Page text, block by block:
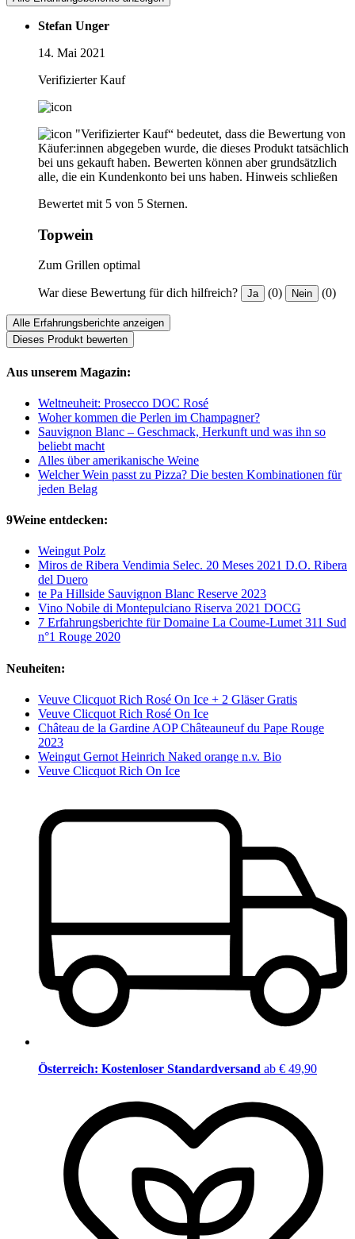
Stefan Unger
14. Mai 2021
Verifizierter Kauf
"Verifizierter Kauf“ bedeutet, dass die Bewertung von
Käufer:innen abgegeben wurde, die dieses Produkt tatsächlich
bei uns gekauft haben. Bewerten können aber grundsätzlich
alle, die ein Kundenkonto bei uns haben. Hinweis schließen
Bewertet mit 5 von 5 Sternen.
Topwein
Zum Grillen optimal
War diese Bewertung für dich hilfreich? Ja (0) Nein (0)
Alle Erfahrungsberichte anzeigen
Dieses Produkt bewerten
Aus unserem Magazin:
Weltneuheit: Prosecco DOC Rosé
Woher kommen die Perlen im Champagner?
Sauvignon Blanc – Geschmack, Herkunft und was ihn so
beliebt macht
Alles über amerikanische Weine
Welcher Wein passt zu Pizza? Die besten Kombinationen für
jeden Belag
9Weine entdecken:
Weingut Polz
Miros de Ribera Vendimia Selec. 20 Meses 2021 D.O. Ribera
del Duero
te Pa Hillside Sauvignon Blanc Reserve 2023
Vino Nobile di Montepulciano Riserva 2021 DOCG
7 Erfahrungsberichte für Domaine La Coume-Lumet 311 Sud
n°1 Rouge 2020
Neuheiten:
Veuve Clicquot Rich Rosé On Ice + 2 Gläser Gratis
Veuve Clicquot Rich Rosé On Ice
Château de la Gardine AOP Châteauneuf du Pape Rouge
2023
Weingut Gernot Heinrich Naked orange n.v. Bio
Veuve Clicquot Rich On Ice
Österreich: Kostenloser Standardversand ab € 49,90